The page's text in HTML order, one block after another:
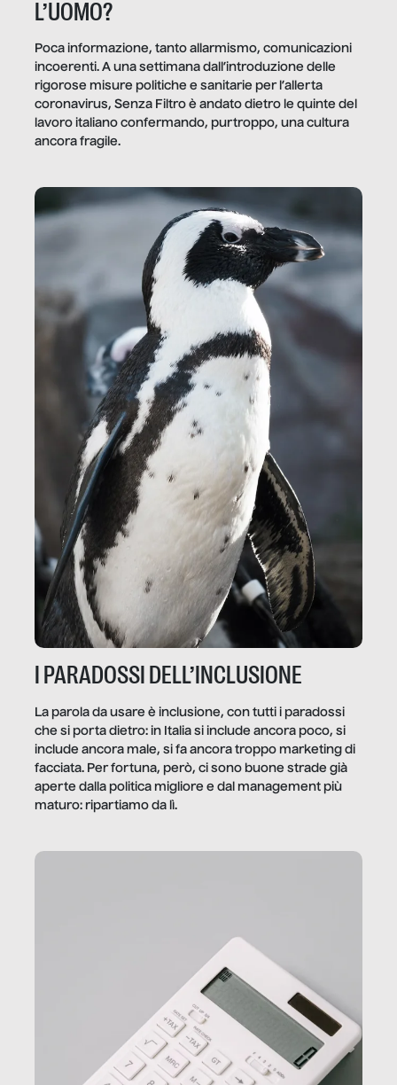
L’UOMO?
Poca informazione, tanto allarmismo, comunicazioni
incoerenti. A una settimana dall’introduzione delle
rigorose misure politiche e sanitarie per l’allerta
coronavirus, Senza Filtro è andato dietro le quinte del
lavoro italiano confermando, purtroppo, una cultura
ancora fragile.
I PARADOSSI DELL’INCLUSIONE
La parola da usare è inclusione, con tutti i paradossi
che si porta dietro: in Italia si include ancora poco, si
include ancora male, si fa ancora troppo marketing di
facciata. Per fortuna, però, ci sono buone strade già
aperte dalla politica migliore e dal management più
maturo: ripartiamo da lì.